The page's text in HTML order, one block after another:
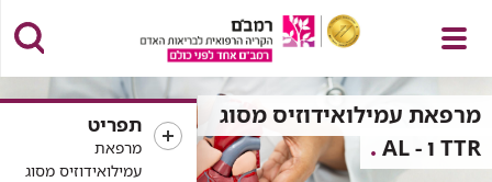
פתח
תפריט
מרפאת
עמילואידוזיס מסוג
מרפאת עמילואידוזיס מסוג
TTR ו - AL